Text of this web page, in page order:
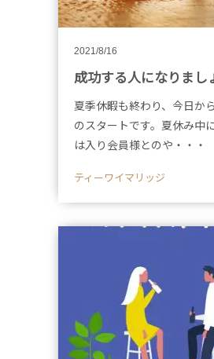
2021/8/16
成功する人になりまし
夏季休暇も終わり、今日か
のスタートです。夏休み中
は入り会員様とのや・・・
ティーワイマリッジ